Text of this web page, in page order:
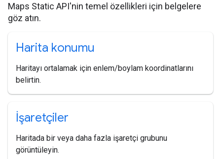
Maps Static API'nin temel özellikleri için belgelere
göz atın.
Harita konumu
Haritayı ortalamak için enlem/boylam koordinatlarını
belirtin.
İşaretçiler
Haritada bir veya daha fazla işaretçi grubunu
görüntüleyin.